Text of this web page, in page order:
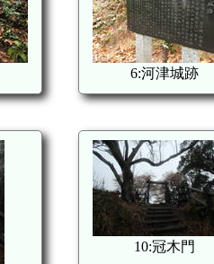
6:河津城跡
10:冠木門